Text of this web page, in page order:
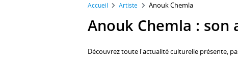
Accueil Artiste Anouk Chemla
Anouk Chemla :
Découvrez toute l'actualité culturelle présente,